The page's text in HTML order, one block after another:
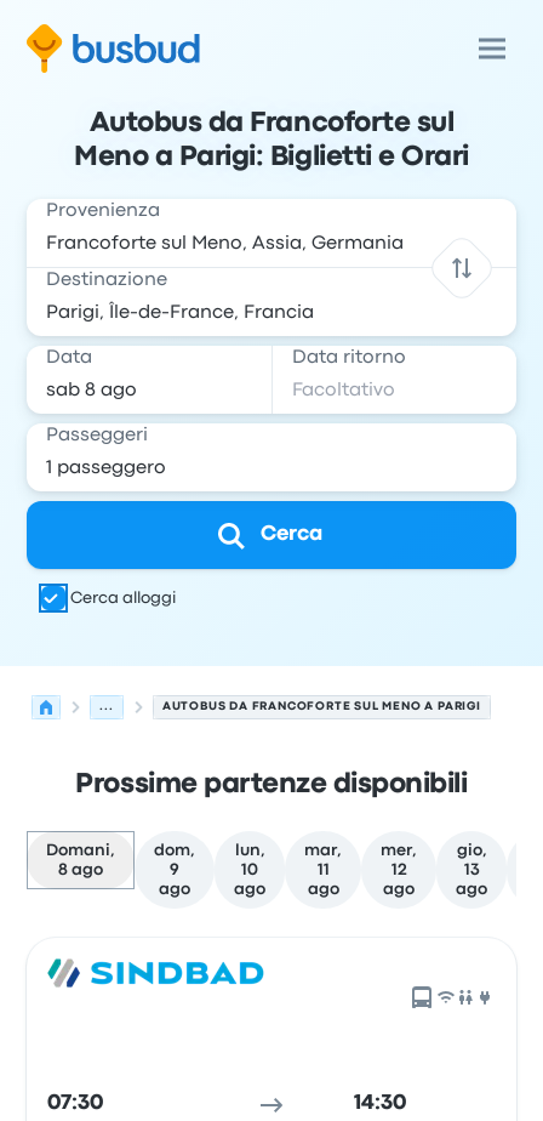
Autobus da Francoforte sul
Meno a Parigi: Biglietti e Orari
Provenienza
Destinazione
Data Data ritorno
Passeggeri
Cerca
Cerca alloggi
... AUTOBUS DA FRANCOFORTE SUL MENO A PARIGI
Prossime partenze disponibili
Domani,
8 ago
dom,
9
ago
lun,
10
ago
mar,
11
ago
mer,
12
ago
gio,
13
ago
07:30 14:30